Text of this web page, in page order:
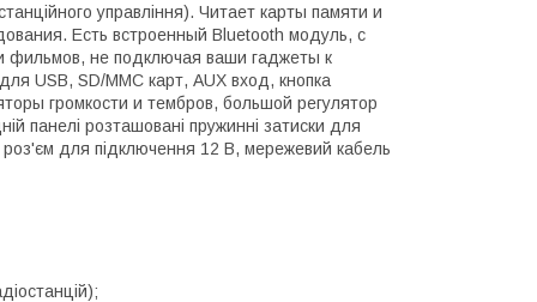
управління). Читает карты памяти и
Есть встроенный Bluetooth модуль, с
фильмов, не подключая ваши гаджеты к
USB, SD/MMC карт, AUX вход, кнопка
громкости и тембров, большой регулятор
панелі розташовані пружинні затиски для
роз'єм для підключення 12 В, мережевий кабель